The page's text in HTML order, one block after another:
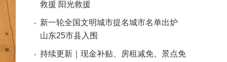
救援 阳光救援
新一轮全国文明城市提名城市名单出炉
山东25市县入围
持续更新｜现金补贴、房租减免、景点免